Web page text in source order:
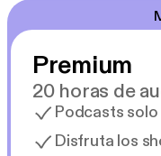
Premium
20 horas de
Podcasts
Disfruta los